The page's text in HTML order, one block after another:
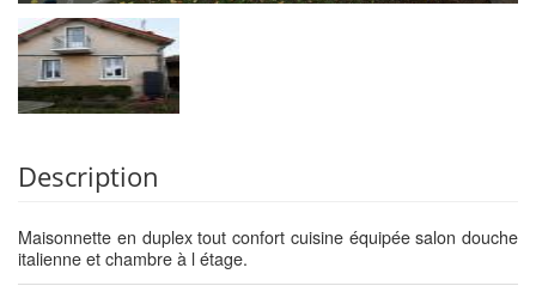
Description
Maisonnette en duplex tout confort cuisine équipée salon douche
italienne et chambre à l étage.